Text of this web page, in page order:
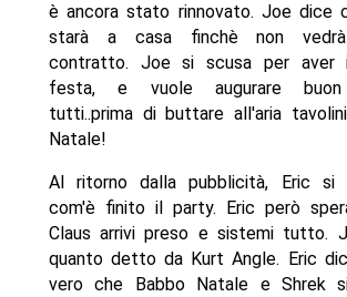
è ancora stato rinnovato. Joe dice
starà a casa finchè non
contratto. Joe si scusa per aver
festa, e vuole augurare
tutti..prima di buttare all'aria
Natale!
Al ritorno dalla pubblicità, Eric si
com'è finito il party. Eric però
Claus arrivi preso e sistemi tutto.
quanto detto da Kurt Angle. Eric
vero che Babbo Natale e Shrek